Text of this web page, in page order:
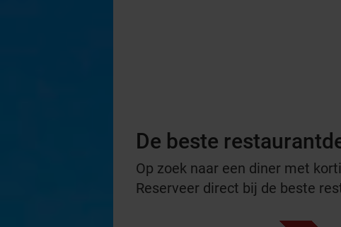
De beste
Op zoek naar een diner met
Reserveer direct bij de beste